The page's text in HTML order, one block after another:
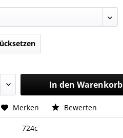
In den Warenkorb
Merken Bewerten
724c